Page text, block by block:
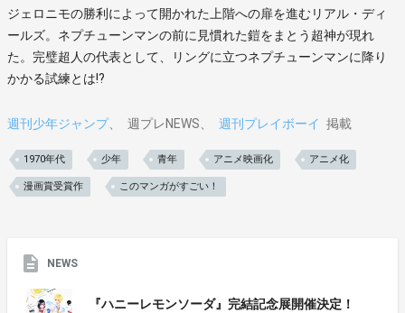
ジェロニモの勝利によって開かれた上階への扉を進むリアル・ディ
ールズ。ネプチューンマンの前に見慣れた鎧をまとう超神が現れ
た。完璧超人の代表として、リングに立つネプチューンマンに降り
かかる試練とは!?
週刊少年ジャンプ 週プレNEWS 週刊プレイボーイ 掲載
1970年代 少年 青年 アニメ映画化 アニメ化
漫画賞受賞作 このマンガがすごい！
NEWS
『ハニーレモンソーダ』完結記念展開催決定！